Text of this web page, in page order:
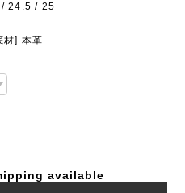
/ 25
] 本革
available